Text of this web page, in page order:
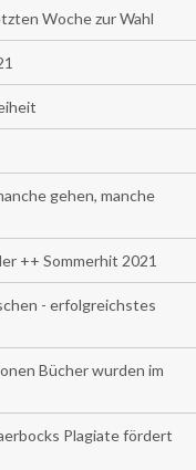
Woche zur Wahl
gehen, manche
++ Sommerhit 2021
- erfolgreichstes
Bücher wurden im
Plagiate fördert